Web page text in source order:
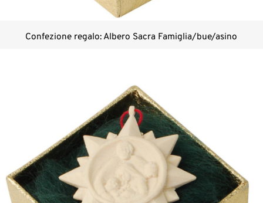
Confezione regalo: Albero Sacra Famiglia/bue/asino